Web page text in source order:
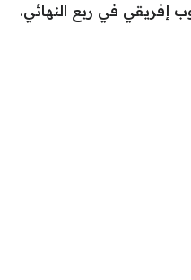
إفريقي في ربع النهائي.